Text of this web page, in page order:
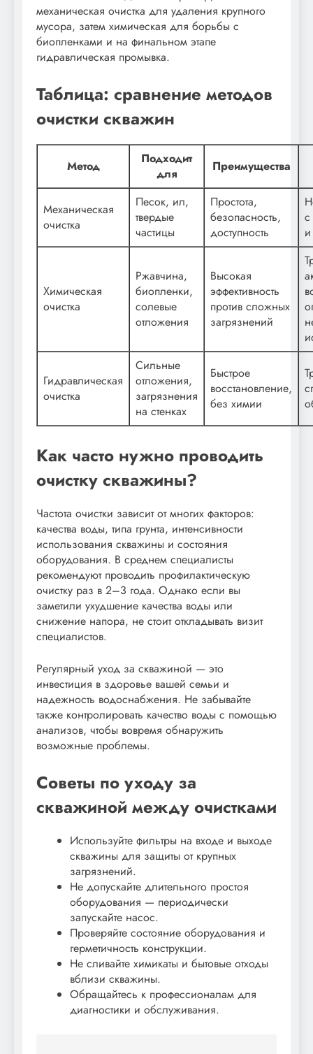
механическая очистка для удаления крупного
мусора, затем химическая для борьбы с
биопленками и на финальном этапе
гидравлическая промывка.
Таблица: сравнение методов
очистки скважин
Метод
Подходит
для
Преимущества
Механическая
очистка
Песок, ил,
твердые
частицы
Простота,
безопасность,
доступность
Химическая
очистка
Ржавчина,
биопленки,
солевые
отложения
Высокая
эффективность
против сложных
загрязнений
Гидравлическая
очистка
Сильные
отложения,
загрязнения
на стенках
Быстрое
восстановление,
без химии
Как часто нужно проводить
очистку скважины?
Частота очистки зависит от многих факторов:
качества воды, типа грунта, интенсивности
использования скважины и состояния
оборудования. В среднем специалисты
рекомендуют проводить профилактическую
очистку раз в 2–3 года. Однако если вы
заметили ухудшение качества воды или
снижение напора, не стоит откладывать визит
специалистов.
Регулярный уход за скважиной — это
инвестиция в здоровье вашей семьи и
надежность водоснабжения. Не забывайте
также контролировать качество воды с помощью
анализов, чтобы вовремя обнаружить
возможные проблемы.
Советы по уходу за
скважиной между очистками
Используйте фильтры на входе и выходе
скважины для защиты от крупных
загрязнений.
Не допускайте длительного простоя
оборудования — периодически
запускайте насос.
Проверяйте состояние оборудования и
герметичность конструкции.
Не сливайте химикаты и бытовые отходы
вблизи скважины.
Обращайтесь к профессионалам для
диагностики и обслуживания.